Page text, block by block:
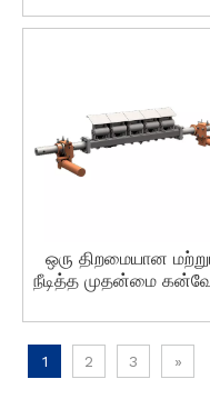
ரிட்டர்ன் பெல்ட்
ஒரு திறமையான
நீடித்த முதன்மை
1 2 3 »